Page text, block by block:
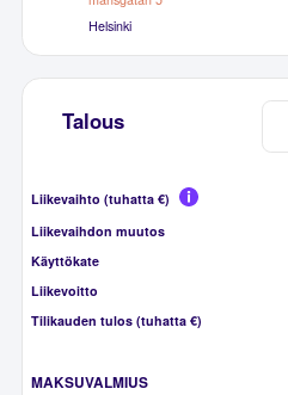
Helsinki
Talous
Liikevaihto (tuhatta €)
Liikevaihdon muutos
Käyttökate
Liikevoitto
Tilikauden tulos (tuhatta €)
MAKSUVALMIUS